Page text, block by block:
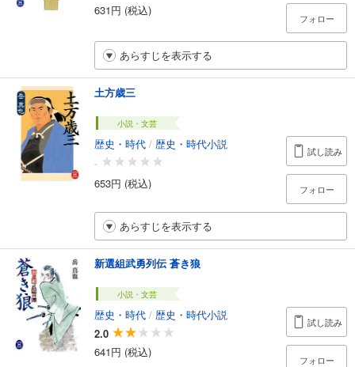
631円 (税込)
フォロー
あらすじを表示する
土方歳三
小説・文芸
歴史・時代 / 歴史・時代小説
-
653円 (税込)
試し読み
フォロー
あらすじを表示する
新選組武勇列伝 蒼き狼
小説・文芸
歴史・時代 / 歴史・時代小説
2.0
641円 (税込)
試し読み
フォロー